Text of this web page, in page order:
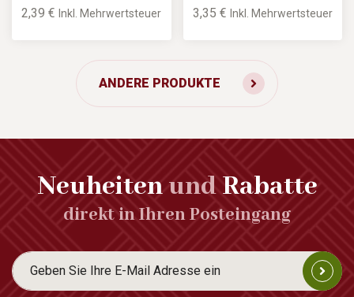
2,39 €Inkl. Mehrwertsteuer 3,35 € Inkl. Mehrwertsteuer
ANDERE PRODUKTE
NeuheitenundRabatte
direkt in Ihren Posteingang